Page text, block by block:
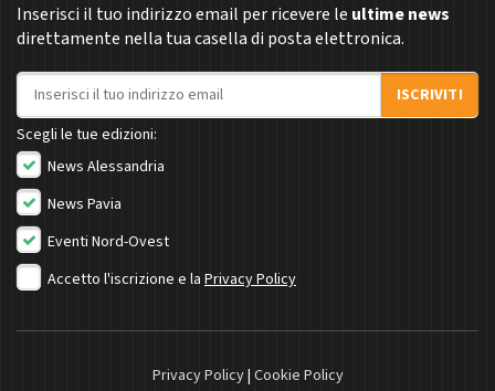
Inserisci il tuo indirizzo email per ricevere le ultime news
direttamente nella tua casella di posta elettronica.
Indirizzo email
ISCRIVITI
Scegli le tue edizioni:
News Alessandria
News Pavia
Eventi Nord-Ovest
Accetto l'iscrizione e la Privacy Policy
Privacy Policy| Cookie Policy